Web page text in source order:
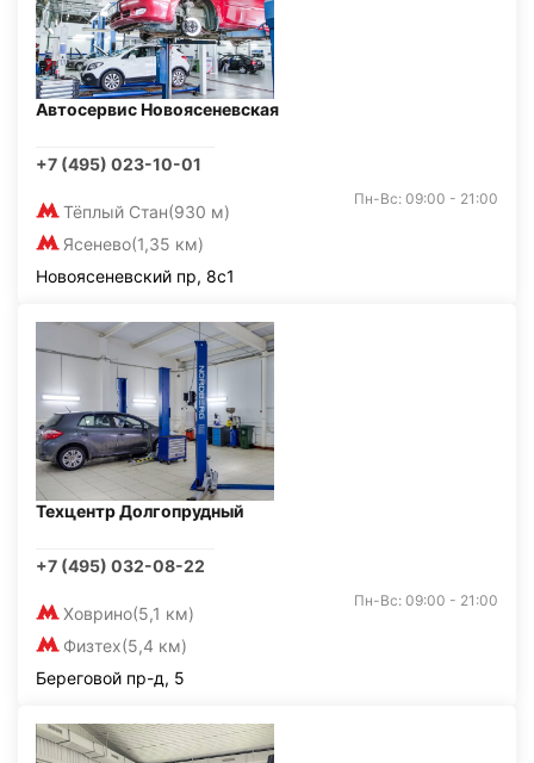
Автосервис Новоясеневская
+7 (495) 023-10-01
Тёплый Стан(930 м)
Ясенево(1,35 км)
Пн-Вс: 09:00 - 21:00
Новоясеневский пр, 8с1
Техцентр Долгопрудный
+7 (495) 032-08-22
Ховрино(5,1 км)
Физтех(5,4 км)
Пн-Вс: 09:00 - 21:00
Береговой пр-д, 5